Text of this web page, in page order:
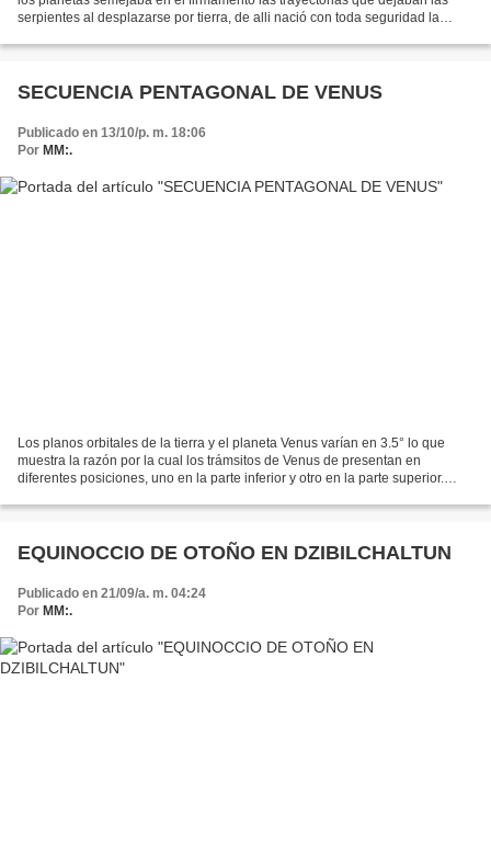
serpientes al desplazarse por tierra, de alli nació con toda seguridad la
SECUENCIA PENTAGONAL DE VENUS
Publicado en 13/10/p. m. 18:06
Por MM:.
Los planos orbitales de la tierra y el planeta Venus varían en 3.5° lo que
muestra la razón por la cual los trámsitos de Venus de presentan en
diferentes posiciones, uno en la parte inferior y otro en la parte superior.
EQUINOCCIO DE OTOÑO EN DZIBILCHALTUN
Publicado en 21/09/a. m. 04:24
Por MM:.